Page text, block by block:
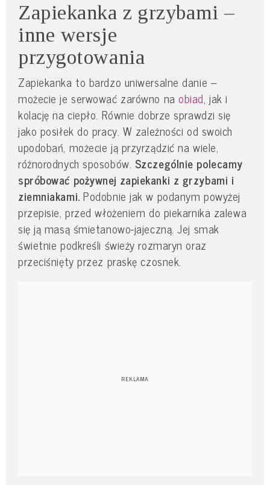
Zapiekanka z grzybami –
inne wersje
przygotowania
Zapiekanka to bardzo uniwersalne danie –
możecie je serwować zarówno naobiad, jak i
kolację na ciepło. Równie dobrze sprawdzi się
jako posiłek do pracy. W zależności od swoich
upodobań, możecie ją przyrządzić na wiele,
różnorodnych sposobów. Szczególnie polecamy
spróbować pożywnej zapiekanki z grzybami i
ziemniakami.Podobnie jak w podanym powyżej
przepisie, przed włożeniem do piekarnika zalewa
się ją masą śmietanowo-jajeczną. Jej smak
świetnie podkreśli świeży rozmaryn oraz
przeciśnięty przez praskę czosnek.